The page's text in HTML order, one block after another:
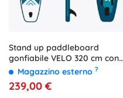
Stand up paddleboard
gonfiabile VELO 320 cm con
accessori – blu
Magazzino esterno ?
239,00 €